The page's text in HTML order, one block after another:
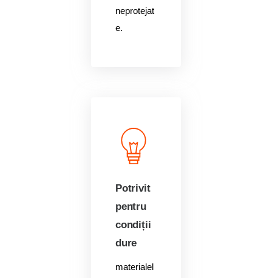
neprotejat
e.
Potrivit
pentru
condiții
dure
materialel